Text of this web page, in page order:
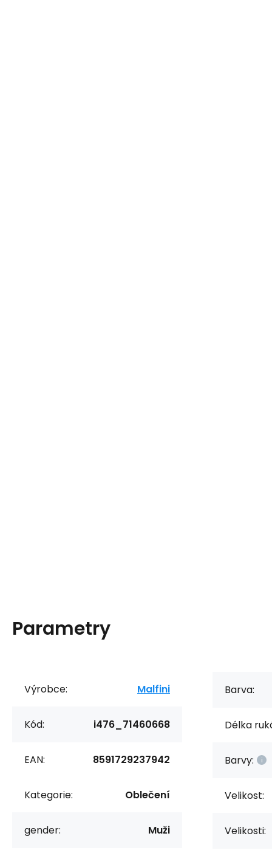
Parametry
Výrobce: Malfini
Kód: i476_71460668
EAN: 8591729237942
Kategorie: Oblečení
gender: Muži
Barva:
Délka
Barvy:
Velikost:
Velikosti: